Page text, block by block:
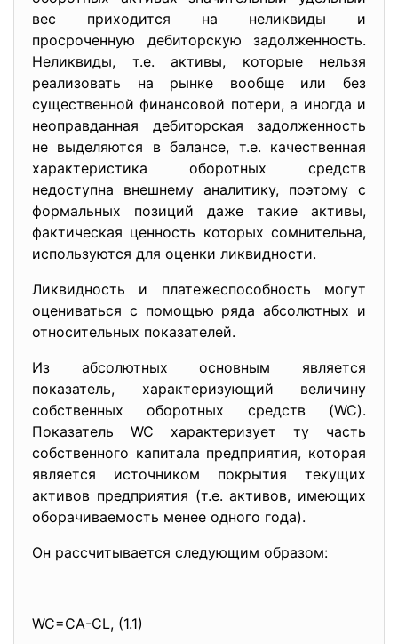
вес приходится на неликвиды и
просроченную дебиторскую задолженность.
Неликвиды, т.е. активы, которые нельзя
реализовать на рынке вообще или без
существенной финансовой потери, а иногда и
неоправданная дебиторская задолженность
не выделяются в балансе, т.е. качественная
характеристика оборотных средств
недоступна внешнему аналитику, поэтому с
формальных позиций даже такие активы,
фактическая ценность которых сомнительна,
используются для оценки ликвидности.
Ликвидность и платежеспособность могут
оцениваться с помощью ряда абсолютных и
относительных показателей.
Из абсолютных основным является
показатель, характеризующий величину
собственных оборотных средств (WC).
Показатель WC характеризует ту часть
собственного капитала предприятия, которая
является источником покрытия текущих
активов предприятия (т.е. активов, имеющих
оборачиваемость менее одного года).
Он рассчитывается следующим образом:
WC=CA-CL, (1.1)